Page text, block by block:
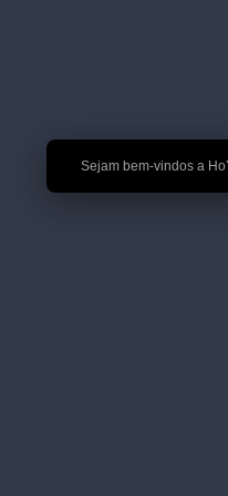
🎉 Sejam bem-vindos a